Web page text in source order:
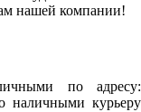
нашей компании!
по адресу:
наличными курьеру